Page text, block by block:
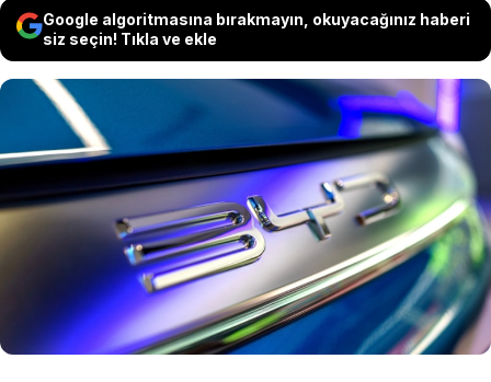
Google algoritmasına bırakmayın, okuyacağınız haberi
siz seçin! Tıkla ve ekle
Çin merkezli elektrikli araç üreticisi BYD,
elektrikli ve hibrit araçlar için dezavantaj
olarak görülen menzil konusunu bir adım
ileriye taşıdı. BYD 2 bin kilometreden fazla yol
kat edebilen yeni hibrit araçlar üretti.